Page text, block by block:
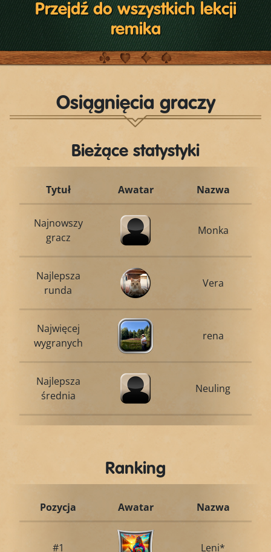
Przejdź do wszystkich lekcji
remika
Osiągnięcia graczy
Bieżące statystyki
Tytuł Awatar Nazwa
Najnowszy
gracz
Monka
Najlepsza
runda
Vera
Najwięcej
wygranych
rena
Najlepsza
średnia
Neuling
Ranking
Pozycja Awatar Nazwa
#1 Leni*